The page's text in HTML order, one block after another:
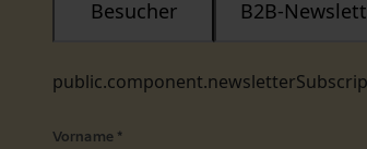
Besucher B2B-
Vorname *